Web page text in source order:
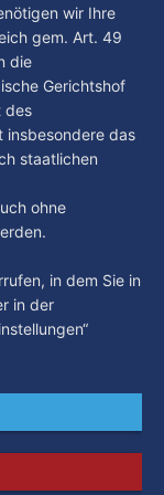
wir Ihre
gem. Art. 49
die
Gerichtshof
des
insbesondere das
staatlichen
ohne
in dem Sie in
in der